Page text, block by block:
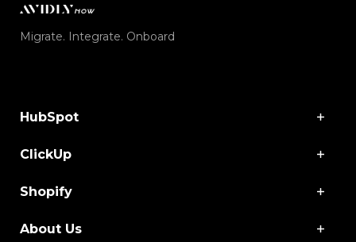
Migrate. Integrate. Onboard
HubSpot
ClickUp
Shopify
About Us